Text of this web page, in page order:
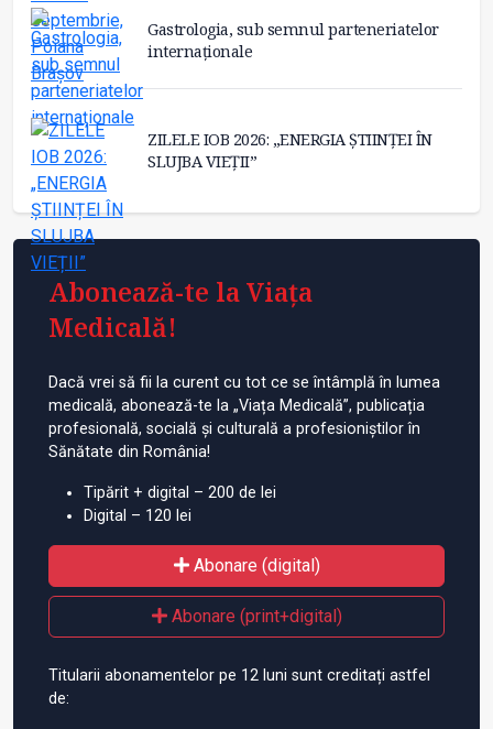
Gastrologia, sub semnul parteneriatelor
internaționale
ZILELE IOB 2026: „ENERGIA ȘTIINȚEI ÎN
SLUJBA VIEȚII”
Abonează-te la Viața
Medicală!
Dacă vrei să fii la curent cu tot ce se întâmplă în lumea
medicală, abonează-te la „Viața Medicală”, publicația
profesională, socială și culturală a profesioniștilor în
Sănătate din România!
Tipărit + digital – 200 de lei
Digital – 120 lei
Abonare (digital)
Abonare (print+digital)
Titularii abonamentelor pe 12 luni sunt creditați astfel
de: